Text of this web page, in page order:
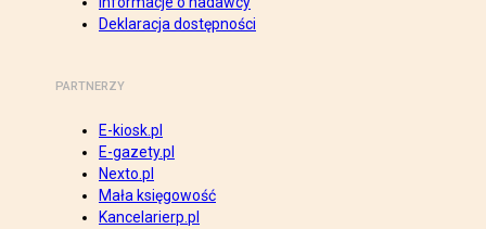
Deklaracja dostępności
PARTNERZY
E-kiosk.pl
E-gazety.pl
Nexto.pl
Mała księgowość
Kancelarierp.pl